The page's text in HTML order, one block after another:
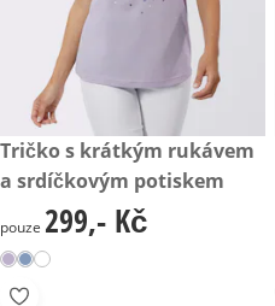
299,- Kč
Tričko s krátkým rukávem
a srdíčkovým potiskem
299,- Kč
pouze 299,- Kč